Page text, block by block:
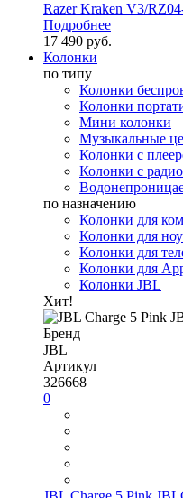
Razer Kraken V3/
Подробнее
17 490 руб.
Колонки
по типу
Колонки
Колонки
Мини колонки
Музыкальные
Колонки с
Колонки с радио
по назначению
Колонки для
Колонки для
Колонки для
Колонки для
Колонки JBL
Хит!
Бренд
JBL
Артикул
326668
0